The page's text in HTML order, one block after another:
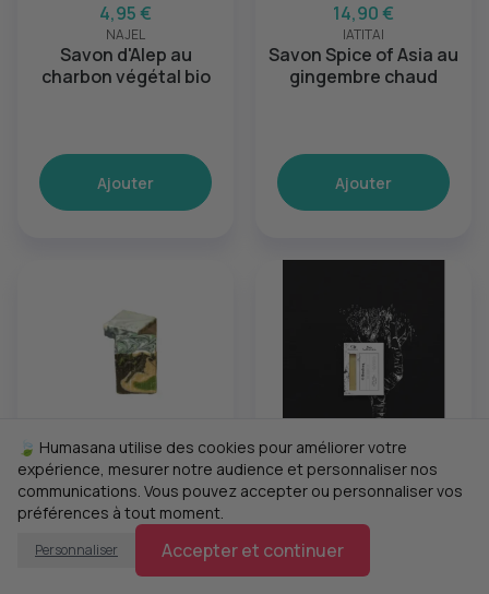
4,95 €
NAJEL
Savon d'Alep au
charbon végétal bio
Ajouter
14,90 €
IATITAI
Savon Spice of Asia au
gingembre chaud
Ajouter
10,50 €
Savonnerie du Nebbiu
Tradition Tiger
Menthe - Savon
artisanal
8,00 €
Savon O'Bouleau -
Tout type de peau
🍃 Humasana utilise des cookies pour améliorer votre
expérience, mesurer notre audience et personnaliser nos
communications. Vous pouvez accepter ou personnaliser vos
préférences à tout moment.
Personnaliser Accepter et continuer